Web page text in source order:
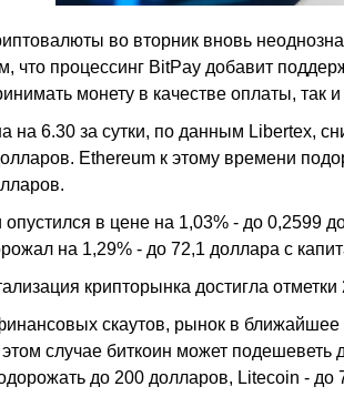
во вторник вновь
что процессинг BitPay добавит
монету в качестве оплаты, так
на 6.30 за сутки, по данным Libertex,
Ethereum к этому времени
опустился в цене на 1,03% - до 0,2599
на 1,29% - до 72,1 доллара с
крипторынка достигла
скаутов, рынок в ближайшее
случае биткоин может
до 200 долларов, Litecoin - до